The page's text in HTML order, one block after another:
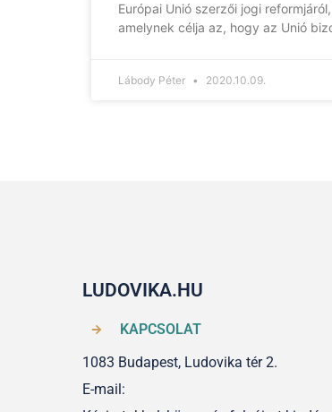
Európai Unió szerzői jogi reformjáról,
amelynek célja az, hogy az Unió
Lábody Péter 2020.10.09.
LUDOVIKA.HU
KAPCSOLAT
1083 Budapest, Ludovika tér 2.
E-mail: